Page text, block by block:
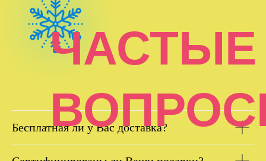
ЧАСТЫЕ
Бесплатная ли у Вас доставка?